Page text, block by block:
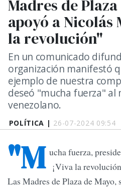
POLÍTICA | 26-07-2024 09:54
Madres de
apoyó a
la revolución"
En un comunicado
organización manifestó
ejemplo de nuestra
deseó "mucha fuerza" al
venezolano.
"M ucha fuerza,
¡Viva la
Las Madres de Plaza de